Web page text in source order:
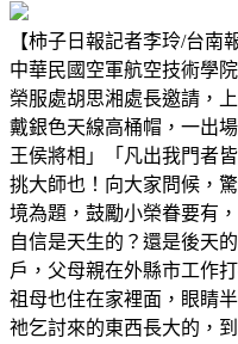
【柿子日報記者李玲/台南
中華民國空軍航空技術學
榮服處胡思湘處長邀請，
戴銀色天線高桶帽，一出
王侯將相」「凡出我門者
挑大師也！向大家問候，
境為題，鼓勵小榮眷要有
自信是天生的？還是後天
戶，父母親在外縣市工作
祖母也住在家裡面，眼睛
祂乞討來的東西長大的，